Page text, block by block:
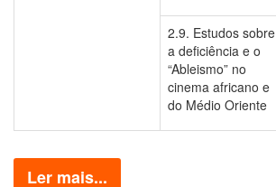
2.9. Estudos sobre
a deficiência e o
“Ableismo” no
cinema africano e
do Médio Oriente
Ler mais...